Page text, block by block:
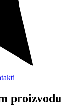
proizvodu